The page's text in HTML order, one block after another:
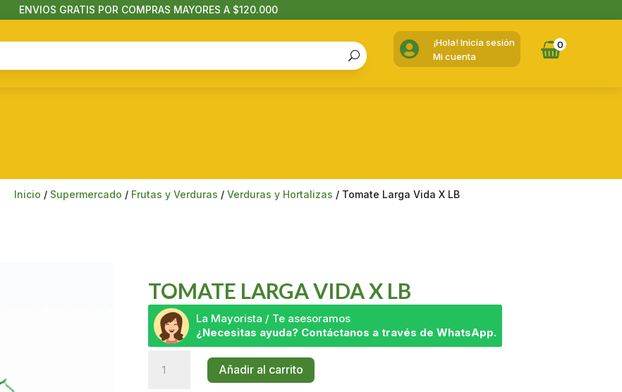
ENVIOS GRATIS POR COMPRAS MAYORES A $120.000

¡Hola! Inicia sesión
Mi cuenta
0
Inicio / Supermercado / Frutas y Verduras /Verduras y Hortalizas / Tomate Larga Vida X LB
TOMATE LARGA VIDA X LB
La Mayorista / Te asesoramos
¿Necesitas ayuda? Contáctanos a través de WhatsApp.
Larga
Añadir al carrito